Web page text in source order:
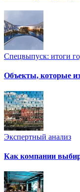
Спецвыпуск: итоги
Объекты, которые
Экспертный анализ
Как компании